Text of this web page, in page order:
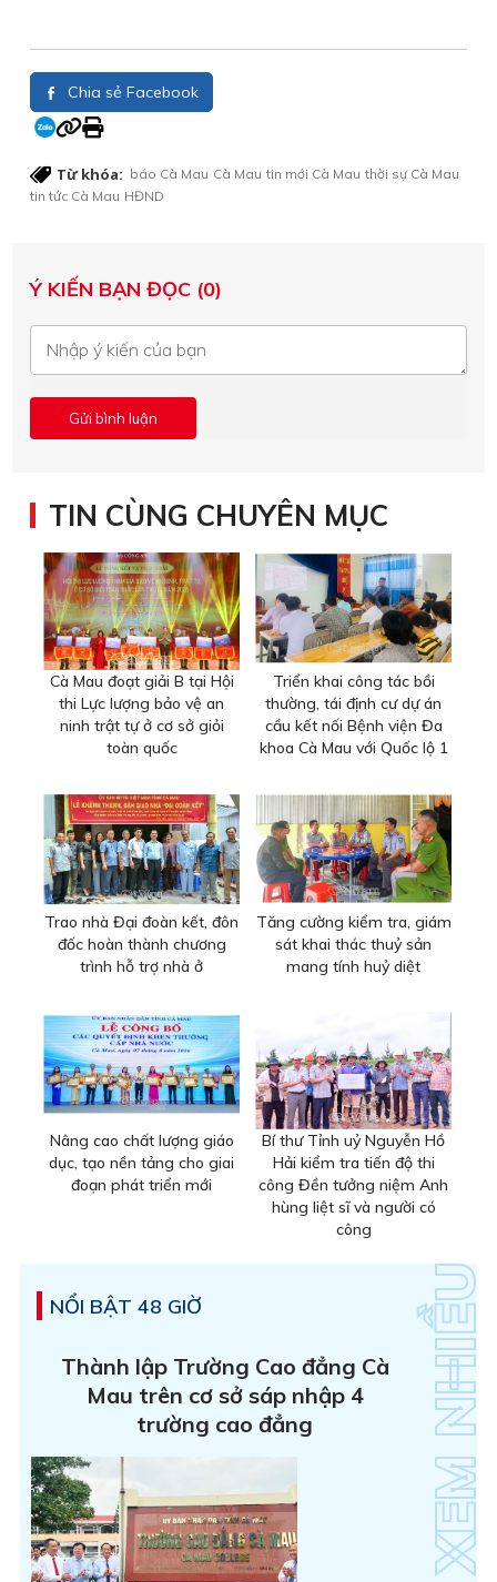
Chia sẻ Facebook
Từ khóa: báo Cà Mau Cà Mau tin mới Cà Mau thời sự Cà Mau
tin tức Cà Mau HĐND
Ý KIẾN BẠN ĐỌC (0)
TIN CÙNG CHUYÊN MỤC
Cà Mau đoạt giải B tại Hội
thi Lực lượng bảo vệ an
ninh trật tự ở cơ sở giỏi
toàn quốc
Triển khai công tác bồi
thường, tái định cư dự án
cầu kết nối Bệnh viện Đa
khoa Cà Mau với Quốc lộ 1
Trao nhà Đại đoàn kết, đôn
đốc hoàn thành chương
trình hỗ trợ nhà ở
Tăng cường kiểm tra, giám
sát khai thác thuỷ sản
mang tính huỷ diệt
Nâng cao chất lượng giáo
dục, tạo nền tảng cho giai
đoạn phát triển mới
Bí thư Tỉnh uỷ Nguyễn Hồ
Hải kiểm tra tiến độ thi
công Đền tưởng niệm Anh
hùng liệt sĩ và người có
công
NỔI BẬT 48 GIỜ
Thành lập Trường Cao đẳng Cà
Mau trên cơ sở sáp nhập 4
trường cao đẳng